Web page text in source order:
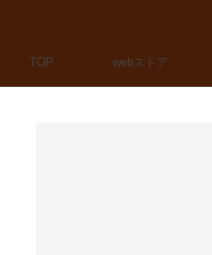
TOP webストア